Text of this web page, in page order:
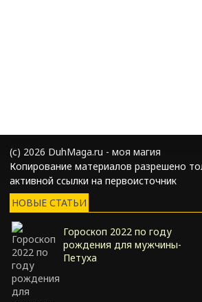
(с) 2026 DuhMaga.ru - моя магия
Копирование материалов разрешено
активной ссылки на первоисточник
НОВЫЕ СТАТЬИ
Гороскоп 2022 по году
рождения для мужчины-
Петуха